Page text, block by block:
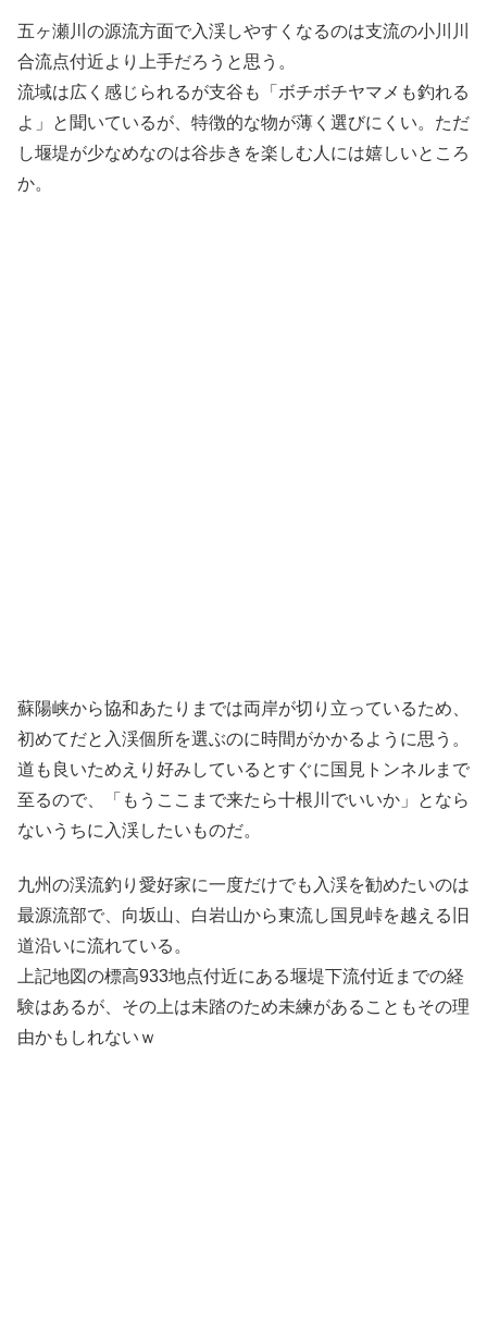
五ヶ瀬川の源流方面で入渓しやすくなるのは支流の小川川
合流点付近より上手だろうと思う。
流域は広く感じられるが支谷も「ボチボチヤマメも釣れる
よ」と聞いているが、特徴的な物が薄く選びにくい。ただ
し堰堤が少なめなのは谷歩きを楽しむ人には嬉しいところ
か。
蘇陽峡から協和あたりまでは両岸が切り立っているため、
初めてだと入渓個所を選ぶのに時間がかかるように思う。
道も良いためえり好みしているとすぐに国見トンネルまで
至るので、「もうここまで来たら十根川でいいか」となら
ないうちに入渓したいものだ。
九州の渓流釣り愛好家に一度だけでも入渓を勧めたいのは
最源流部で、向坂山、白岩山から東流し国見峠を越える旧
道沿いに流れている。
上記地図の標高933地点付近にある堰堤下流付近までの経
験はあるが、その上は未踏のため未練があることもその理
由かもしれないｗ